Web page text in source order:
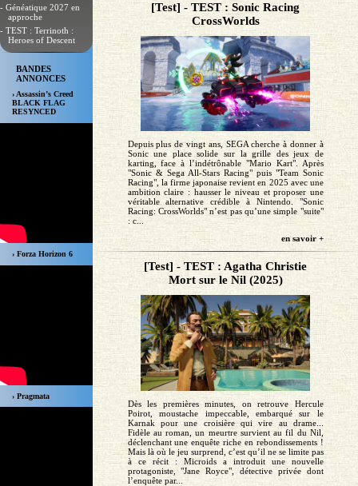
- Généatique 2027 en
approche
- TEST : Terrinoth :
Heroes of Descent
BANDES
ANNONCES
› Assassin’s Creed
BLACK FLAG
RESYNCED
› Forza Horizon 6
› Pragmata
[Test] - TEST : Sonic Racing
CrossWorlds
Depuis plus de vingt ans, SEGA cherche à donner à
Sonic une place solide sur la grille des jeux de
karting, face à l’indétrônable "Mario Kart". Après
"Sonic & Sega All-Stars Racing" puis "Team Sonic
Racing", la firme japonaise revient en 2025 avec une
ambition claire : hausser le niveau et proposer une
véritable alternative crédible à Nintendo. "Sonic
Racing: CrossWorlds" n’est pas qu’une simple "suite"
: c...
en savoir +
[Test] - TEST : Agatha Christie
Mort sur le Nil (2025)
Dès les premières minutes, on retrouve Hercule
Poirot, moustache impeccable, embarqué sur le
Karnak pour une croisière qui vire au drame...
Fidèle au roman, un meurtre survient au fil du Nil,
déclenchant une enquête riche en rebondissements !
Mais là où le jeu surprend, c’est qu’il ne se limite pas
à ce récit : Microids a introduit une nouvelle
protagoniste, "Jane Royce", détective privée dont
l’enquête par...